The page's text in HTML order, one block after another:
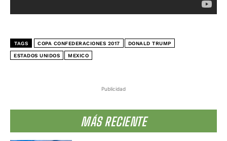
Publicidad
MÁS RECIENTE
TAGS COPA CONFEDERACIONES 2017 DONALD TRUMP
ESTADOS UNIDOS MEXICO